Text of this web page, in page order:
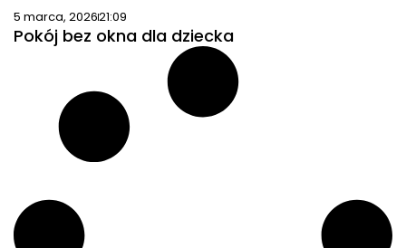
5 marca, 202621:09
Pokój bez okna dla dziecka